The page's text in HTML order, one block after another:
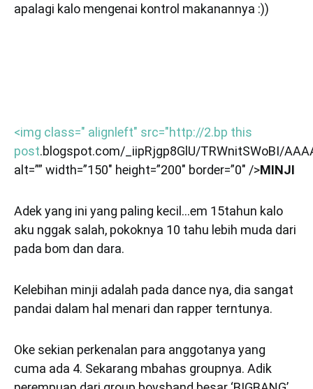
apalagi kalo mengenai kontrol makanannya :))
<img class=" alignleft" src="http://2.bp this
post.blogspot.com/_iipRjgp8GlU/TRWnitSWoBI/
alt=”” width=”150″ height=”200″ border=”0″ />MINJI
Adek yang ini yang paling kecil…em 15tahun kalo
aku nggak salah, pokoknya 10 tahu lebih muda dari
pada bom dan dara.
Kelebihan minji adalah pada dance nya, dia sangat
pandai dalam hal menari dan rapper terntunya.
Oke sekian perkenalan para anggotanya yang
cuma ada 4. Sekarang mbahas groupnya. Adik